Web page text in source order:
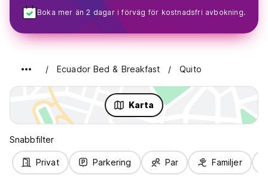
Boka mer än 2 dagar i förväg för kostnadsfri avbokning.
Ecuador Bed & Breakfast Quito
Karta
Snabbfilter
Privat Parkering Par Familjer